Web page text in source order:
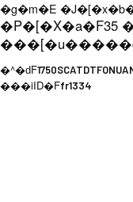
�g�m�E
�P�[�X�a�F35
�^�ԁF
���iID�Ffr1334